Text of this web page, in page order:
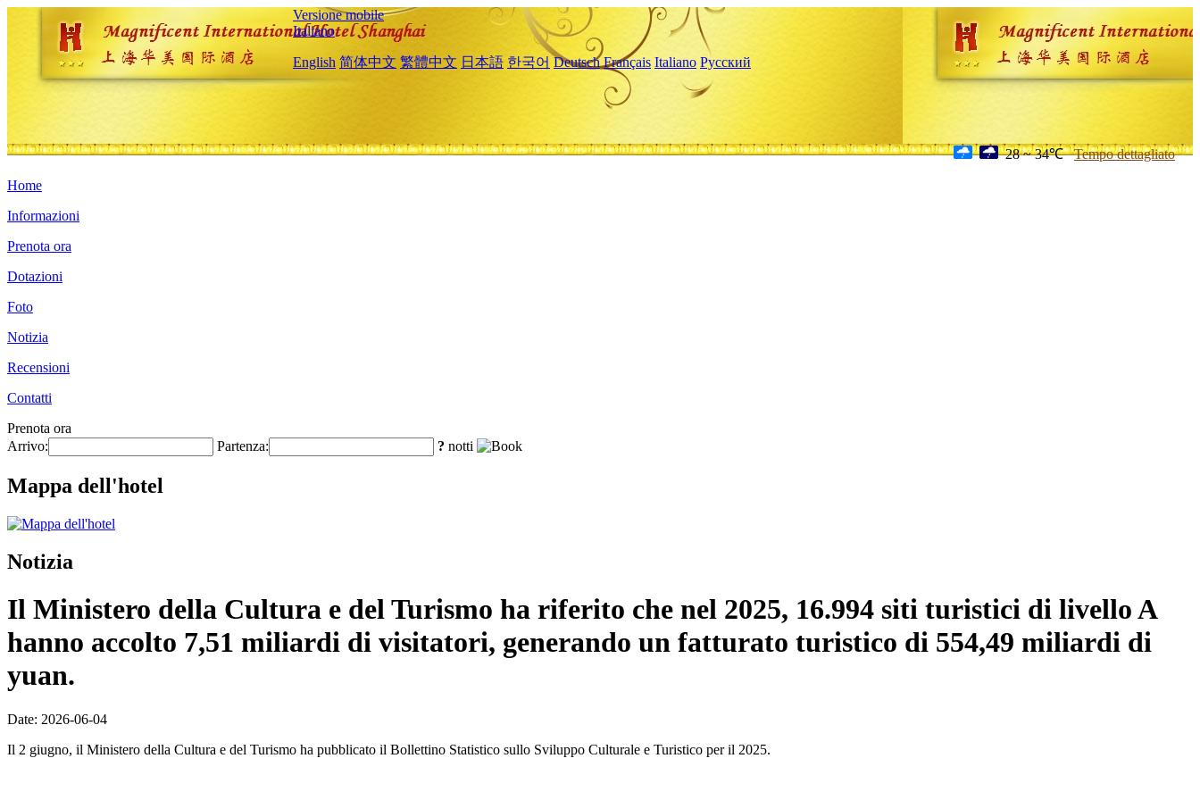
Versione mobile
Italiano
English 简体中文 繁體中文 日本語 한국어 Deutsch Français Italiano Русский
28 ~ 34℃ Tempo dettagliato
Home
Informazioni
Prenota ora
Dotazioni
Foto
Notizia
Recensioni
Contatti
Prenota ora
Arrivo:
Partenza: ? notti
Mappa dell'hotel
Notizia
Il Ministero della Cultura e del Turismo ha riferito che nel 2025, 16.994 siti turistici di livello A
hanno accolto 7,51 miliardi di visitatori, generando un fatturato turistico di 554,49 miliardi di
yuan.
Date: 2026-06-04
Il 2 giugno, il Ministero della Cultura e del Turismo ha pubblicato il Bollettino Statistico sullo Sviluppo Culturale e Turistico per il 2025.